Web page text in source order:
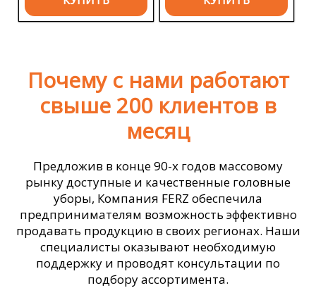
Почему с нами работают
свыше 200 клиентов в
месяц
Предложив в конце 90-х годов массовому
рынку доступные и качественные головные
уборы, Компания FERZ обеспечила
предпринимателям возможность эффективно
продавать продукцию в своих регионах. Наши
специалисты оказывают необходимую
поддержку и проводят консультации по
подбору ассортимента.